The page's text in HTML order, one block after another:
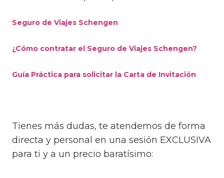
Seguro de Viajes Schengen
¿Cómo contratar el Seguro de Viajes Schengen?
Guía Práctica para solicitar la Carta de Invitación
Tienes más dudas, te atendemos de forma
directa y personal en una sesión EXCLUSIVA
para ti y a un precio baratísimo: